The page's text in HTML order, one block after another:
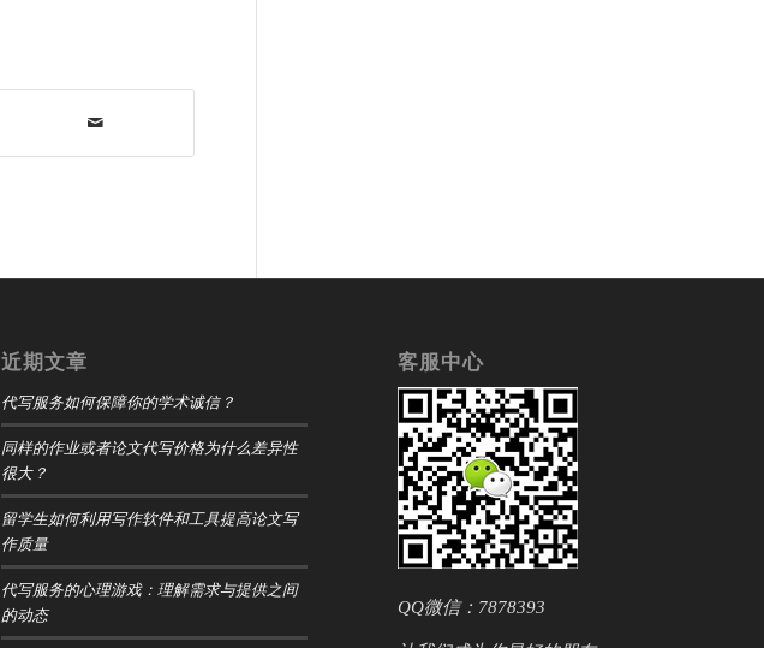
近期文章
代写服务如何保障你的学术诚信？
同样的作业或者论文代写价格为什么差异性
很大？
留学生如何利用写作软件和工具提高论文写
作质量
代写服务的心理游戏：理解需求与提供之间
的动态
客服中心
QQ微信：7878393